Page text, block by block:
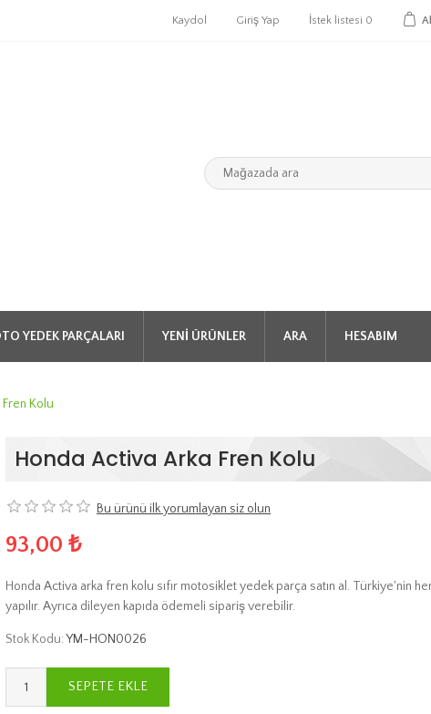
Kaydol Giriş Yap İstek listesi 0
YEDEK PARÇALARI YENI ÜRÜNLER ARA HESABIM
Kolu
Honda Activa Arka Fren Kolu
Bu ürünü ilk yorumlayan siz olun
93,00 ₺
Honda Activa arka fren kolu sıfır motosiklet yedek parça satın al. Türkiye'nin
yapılır. Ayrıca dileyen kapıda ödemeli sipariş verebilir.
Stok Kodu:YM-HON0026
SEPETE EKLE